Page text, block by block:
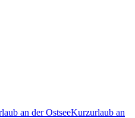
an der OstseeKurzurlaub an